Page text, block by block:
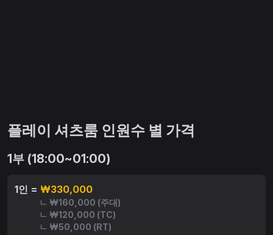
플레이 셔츠룸 인원수 별 가격
1부 (18:00~01:00)
1인 = ₩330,000
ㄴ ₩160,000 (주대)
ㄴ ₩120,000 (TC)
ㄴ ₩50,000 (RT)